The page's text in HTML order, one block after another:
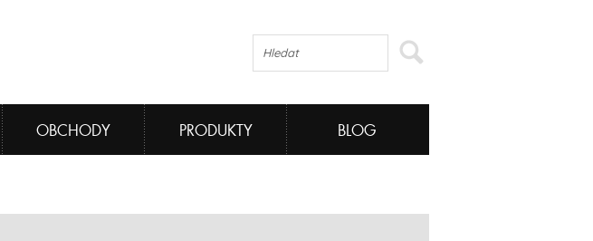
OBCHODY PRODUKTY BLOG